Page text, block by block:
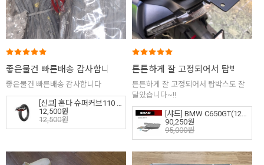
좋은물건 빠른배송 감사합니다
좋은물건 빠른배송 감사합니다
12,500원
12,500원
튼튼하게 잘 고정되어서 탑박스도
튼튼하게 잘 고정되어서 탑박스도 잘
달았습니다~!!
90,250원
95,000원